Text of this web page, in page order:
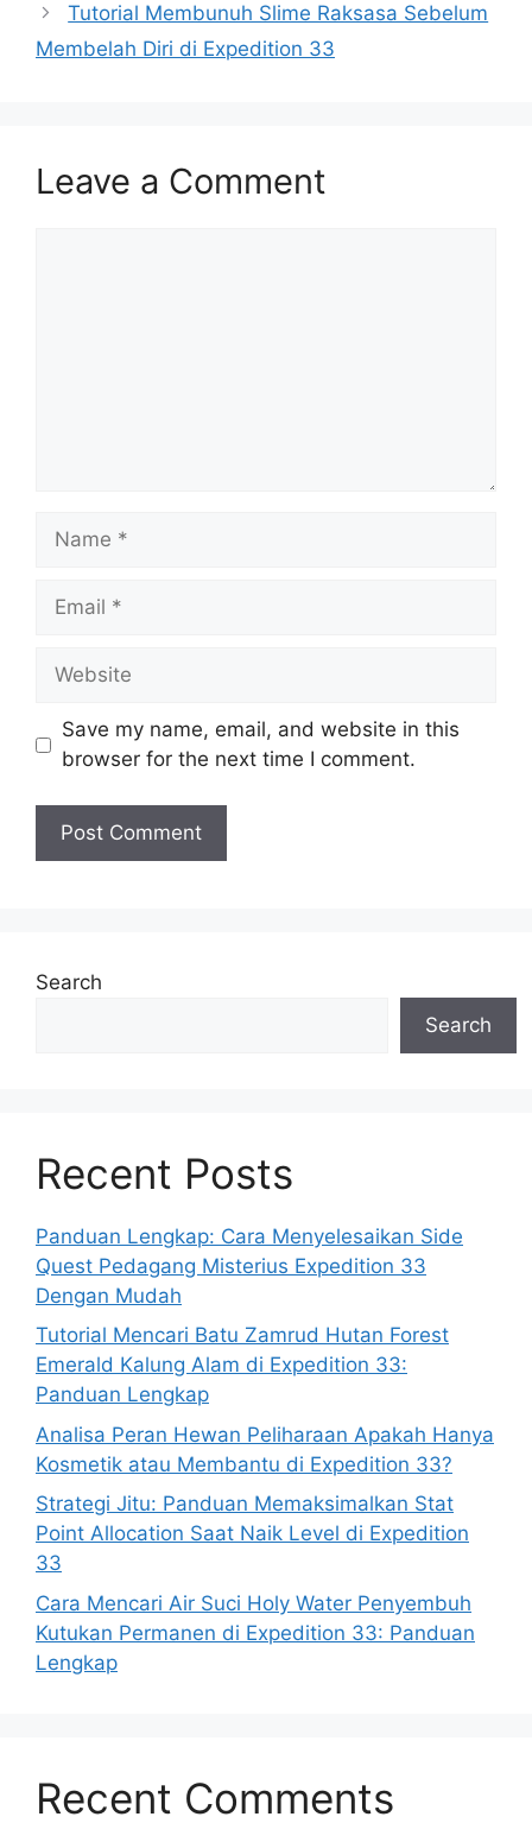
Tutorial Membunuh Slime Raksasa Sebelum
Membelah Diri di Expedition 33
Leave a Comment
Name
Email
Website
Save my name, email, and website in this
browser for the next time I comment.
Search
Search
Recent Posts
Panduan Lengkap: Cara Menyelesaikan Side
Quest Pedagang Misterius Expedition 33
Dengan Mudah
Tutorial Mencari Batu Zamrud Hutan Forest
Emerald Kalung Alam di Expedition 33:
Panduan Lengkap
Analisa Peran Hewan Peliharaan Apakah Hanya
Kosmetik atau Membantu di Expedition 33?
Strategi Jitu: Panduan Memaksimalkan Stat
Point Allocation Saat Naik Level di Expedition
33
Cara Mencari Air Suci Holy Water Penyembuh
Kutukan Permanen di Expedition 33: Panduan
Lengkap
Recent Comments